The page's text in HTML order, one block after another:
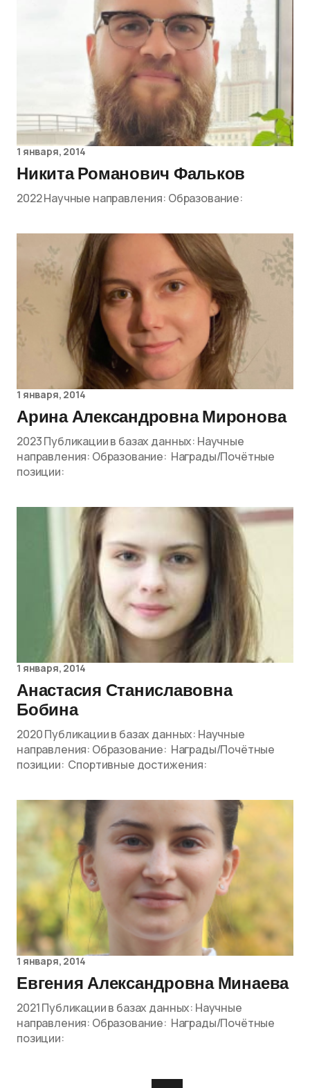
1 января, 2014
Никита Романович Фальков
2022 Научные направления: Образование:
1 января, 2014
Арина Александровна Миронова
2023 Публикации в базах данных: Научные
направления: Образование: Награды/Почётные
позиции:
1 января, 2014
Анастасия Станиславовна
Бобина
2020 Публикации в базах данных: Научные
направления: Образование: Награды/Почётные
позиции: Спортивные достижения:
1 января, 2014
Евгения Александровна Минаева
2021 Публикации в базах данных: Научные
направления: Образование: Награды/Почётные
позиции: